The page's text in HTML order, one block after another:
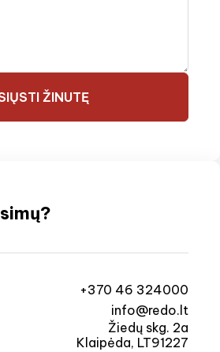
ŽINUTĘ
+370 46 324000
info@redo.lt
Žiedų skg. 2a
Klaipėda, LT91227